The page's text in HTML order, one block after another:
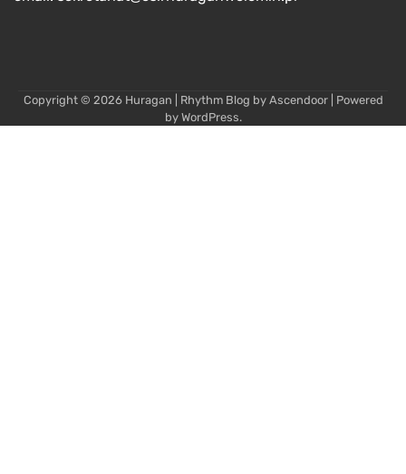
Copyright © 2026 Huragan | Rhythm Blog by Ascendoor| Powered
by WordPress.